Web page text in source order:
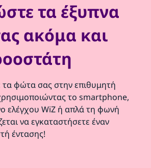
τα έξυπνα
ακόμα και
τα φώτα σας στην επιθυμητή
το smartphone,
ελέγχου WiZ ή απλά τη φωνή
να εγκαταστήσετε έναν
έντασης!